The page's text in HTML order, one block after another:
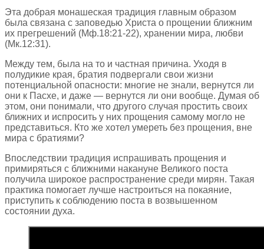
Эта добрая монашеская традиция главным образом
была связана с заповедью Христа о прощении ближним
их прегрешений (Мф.18:21-22), хранении мира, любви
(Мк.12:31).
Между тем, была на то и частная причина. Уходя в
полудикие края, братия подвергали свои жизни
потенциальной опасности: многие не знали, вернутся ли
они к Пасхе, и даже — вернутся ли они вообще. Думая об
этом, они понимали, что другого случая простить своих
ближних и испросить у них прощения самому могло не
представиться. Кто же хотел умереть без прощения, вне
мира с братиями?
Впоследствии традиция испрашивать прощения и
примиряться с ближними накануне Великого поста
получила широкое распространение среди мирян. Такая
практика помогает лучше настроиться на покаяние,
приступить к соблюдению поста в возвышенном
состоянии духа.